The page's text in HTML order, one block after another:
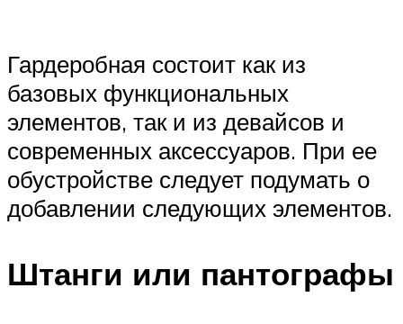
Гардеробная состоит как из
базовых функциональных
элементов, так и из девайсов и
современных аксессуаров. При ее
обустройстве следует подумать о
добавлении следующих элементов.
Штанги или пантографы